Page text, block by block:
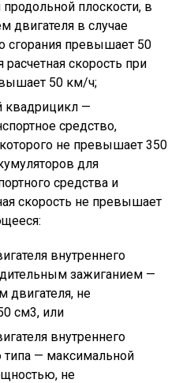
плоскости, в
двигателя в случае
сгорания превышает 50
скорость при
50 км/ч;
квадрицикл —
средство,
не превышает 350
для
средства и
скорость не превышает
внутреннего
зажиганием —
двигателя, не
см3, или
внутреннего
типа — максимальной
не